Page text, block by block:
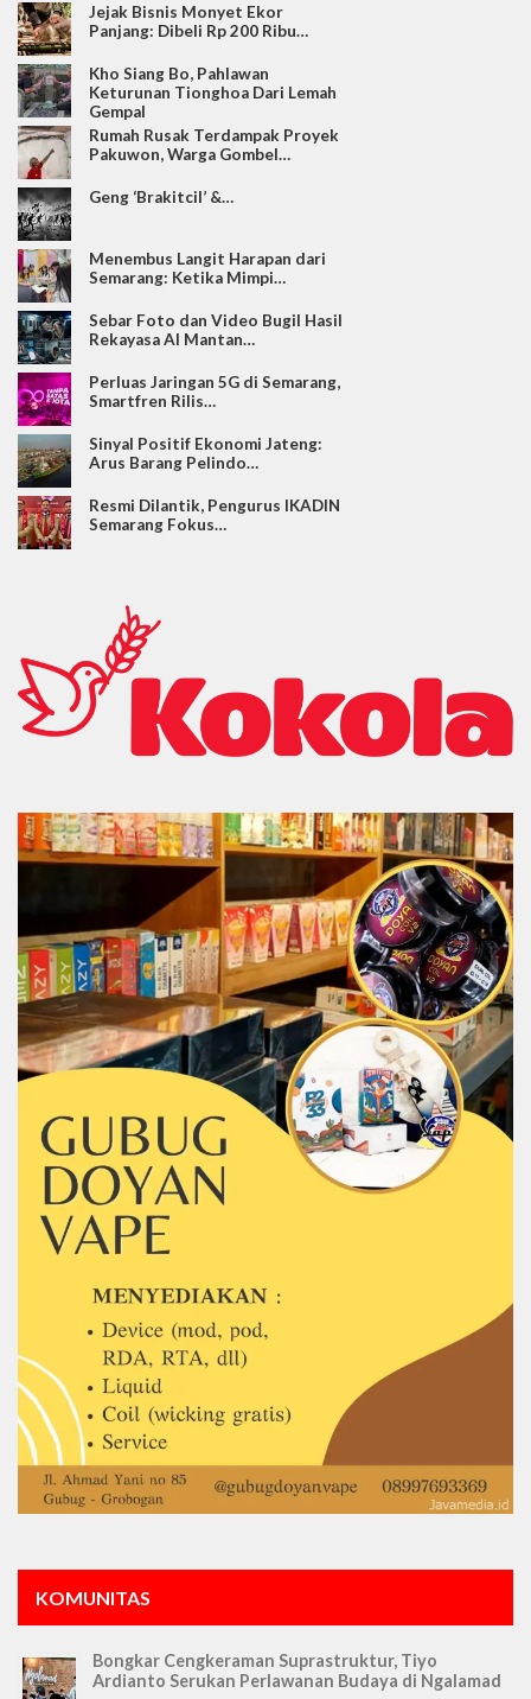
Jejak Bisnis Monyet Ekor
Panjang: Dibeli Rp 200 Ribu…
Kho Siang Bo, Pahlawan
Keturunan Tionghoa Dari Lemah
Gempal
Rumah Rusak Terdampak Proyek
Pakuwon, Warga Gombel…
Geng ‘Brakitcil’ &…
Menembus Langit Harapan dari
Semarang: Ketika Mimpi…
Sebar Foto dan Video Bugil Hasil
Rekayasa AI Mantan…
Perluas Jaringan 5G di Semarang,
Smartfren Rilis…
Sinyal Positif Ekonomi Jateng:
Arus Barang Pelindo…
Resmi Dilantik, Pengurus IKADIN
Semarang Fokus…
KOMUNITAS
Bongkar Cengkeraman Suprastruktur, Tiyo
Ardianto Serukan Perlawanan Budaya di Ngalamad